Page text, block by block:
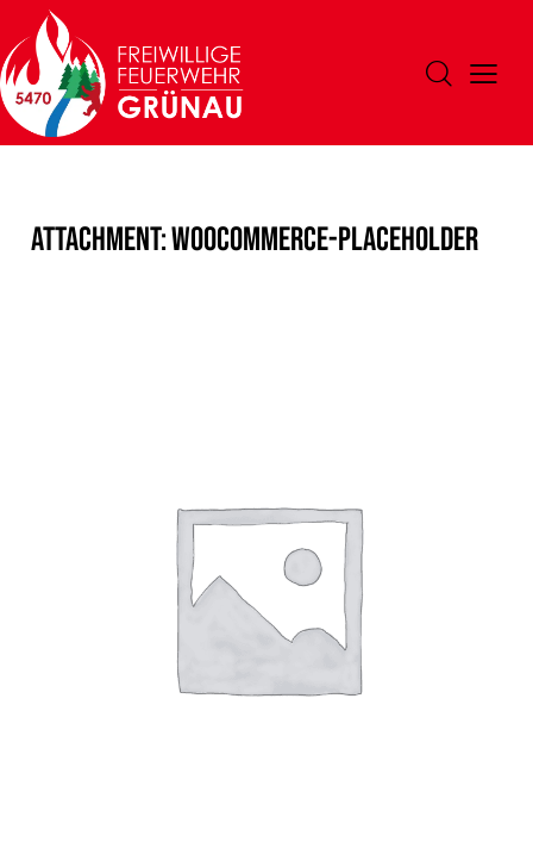
Attachment: woocommerce-placeholder